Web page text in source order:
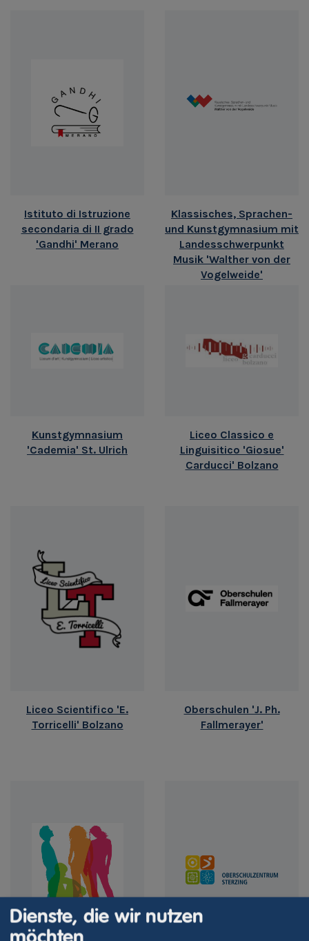
Istituto di Istruzione
secondaria di II grado
'Gandhi' Merano
Klassisches, Sprachen-
und Kunstgymnasium mit
Landesschwerpunkt
Musik 'Walther von der
Vogelweide'
Kunstgymnasium
'Cademia' St. Ulrich
Liceo Classico e
Linguisitico 'Giosue'
Carducci' Bolzano
Liceo Scientifico 'E.
Torricelli' Bolzano
Oberschulen 'J. Ph.
Fallmerayer'
Dienste, die wir nutzen